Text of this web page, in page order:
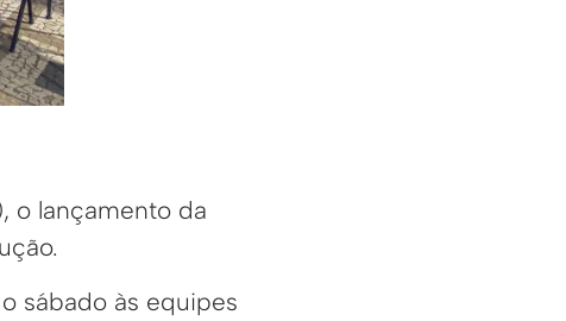
o lançamento da
sábado às equipes